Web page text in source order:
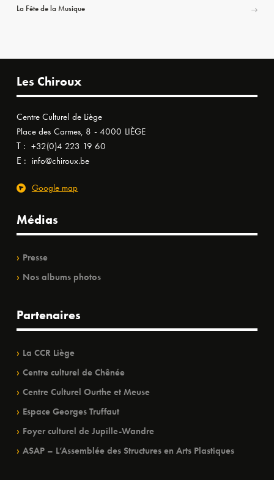
La Fête de la Musique
Les Chiroux
Centre Culturel de Liège
Place des Carmes, 8 - 4000 LIÈGE
T : +32(0)4 223 19 60
E : info@chiroux.be
Google map
Médias
Presse
Nos albums photos
Partenaires
La CCR Liège
Centre culturel de Chênée
Centre Culturel Ourthe et Meuse
Espace Georges Truffaut
Foyer culturel de Jupille-Wandre
ASAP – L’Assemblée des Structures en Arts Plastiques